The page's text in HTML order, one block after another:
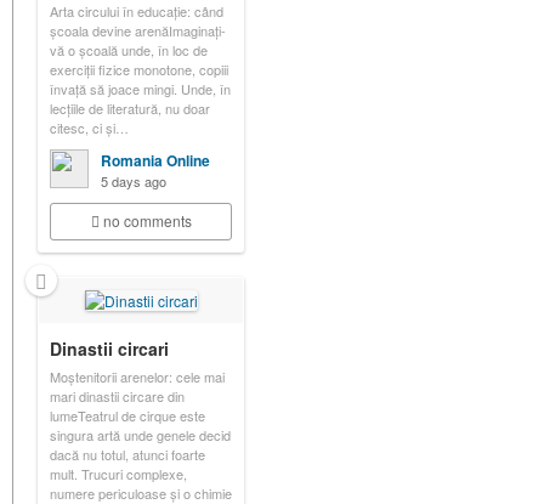
Arta circului în educație: când
școala devine arenăImaginați-
vă o școală unde, în loc de
exerciții fizice monotone, copiii
învață să joace mingi. Unde, în
lecțiile de literatură, nu doar
citesc, ci și…
Romania Online
5 days ago
no comments
Dinastii circari
Moștenitorii arenelor: cele mai
mari dinastii circare din
lumeTeatrul de cirque este
singura artă unde genele decid
dacă nu totul, atunci foarte
mult. Trucuri complexe,
numere periculoase și o chimie